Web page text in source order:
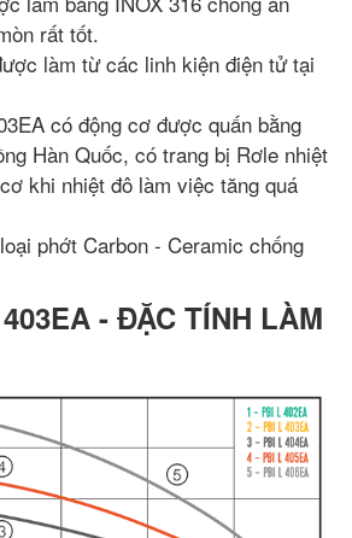
rất tốt.
làm từ các linh kiện điện tử tại
có động cơ được quấn bằng
Hàn Quốc, có trang bị Rơle nhiệt
khi nhiệt đô làm việc tăng quá
phớt Carbon - Ceramic chống
- ĐẶC TÍNH LÀM